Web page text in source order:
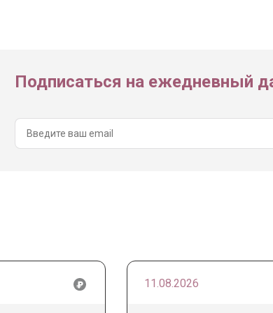
Подписаться на ежедневный
11.08.2026